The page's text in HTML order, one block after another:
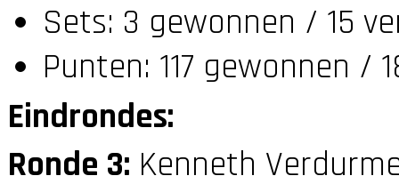
Sets: 3 gewonnen / 15
Punten: 117 gewonnen /
Eindrondes:
Ronde 3: Kenneth